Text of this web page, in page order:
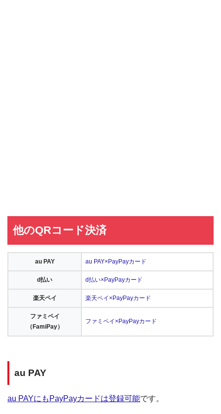
他のQRコード決済
au PAY au PAY×PayPayカード
d払い d払い×PayPayカード
楽天ペイ 楽天ペイ×PayPayカード
ファミペイ
（FamiPay）
ファミペイ×PayPayカード
au PAY
au PAYにもPayPayカードは登録可能です。